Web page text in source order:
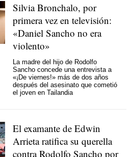
Silvia Bronchalo, por
primera vez en televisión:
«Daniel Sancho no era
violento»
La madre del hijo de Rodolfo
Sancho concede una entrevista a
«¡De viernes!» más de dos años
después del asesinato que cometió
el joven en Tailandia
El examante de Edwin
Arrieta ratifica su querella
contra Rodolfo Sancho por